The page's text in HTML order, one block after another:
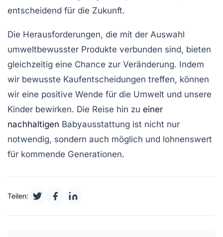
entscheidend für die Zukunft.
Die Herausforderungen, die mit der Auswahl
umweltbewusster Produkte verbunden sind, bieten
gleichzeitig eine Chance zur Veränderung. Indem
wir bewusste Kaufentscheidungen treffen, können
wir eine positive Wende für die Umwelt und unsere
Kinder bewirken. Die Reise hin zu einer
nachhaltigen Babyausstattung ist nicht nur
notwendig, sondern auch möglich und lohnenswert
für kommende Generationen.
Teilen: